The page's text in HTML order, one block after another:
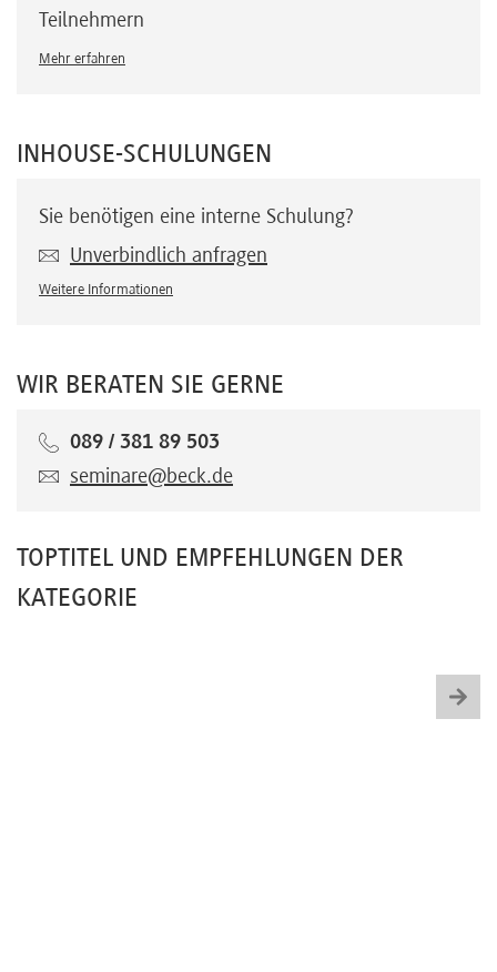
Teilnehmern
Mehr erfahren
INHOUSE-SCHULUNGEN
Sie benötigen eine interne Schulung?
Unverbindlich anfragen
Weitere Informationen
WIR BERATEN SIE GERNE
089 / 381 89 503
seminare@beck.de
TOPTITEL UND EMPFEHLUNGEN DER
KATEGORIE